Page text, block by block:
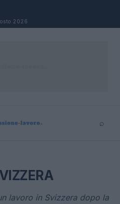
2026
⌕
lavoro in Svizzera dopo la